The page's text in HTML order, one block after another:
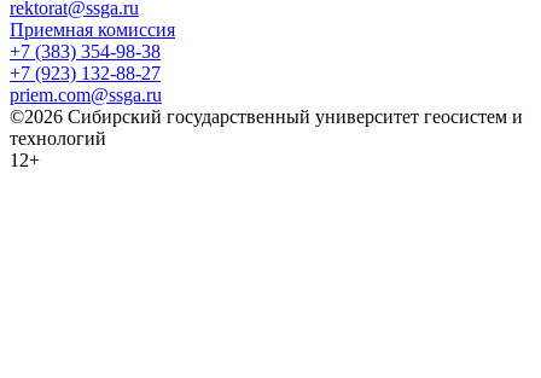
rektorat@ssga.ru
Приемная комиссия
+7 (383) 354-98-38
+7 (923) 132-88-27
priem.com@ssga.ru
©2026 Сибирский государственный университет геосистем и
технологий
12+